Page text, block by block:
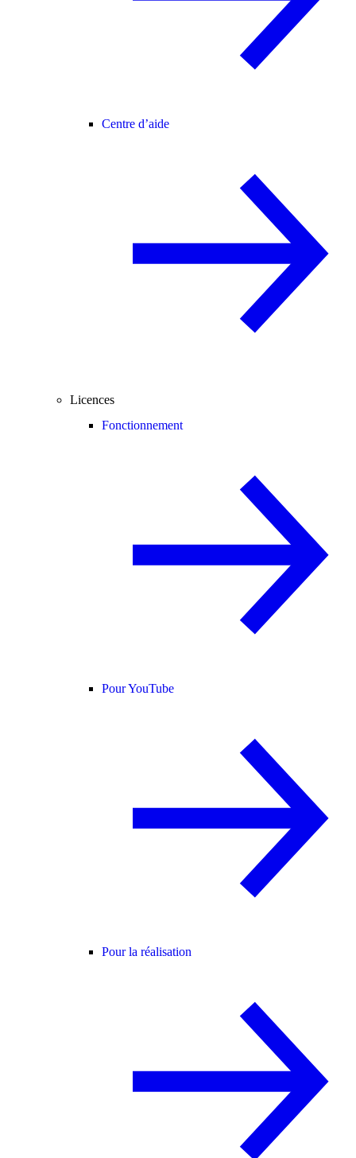
Centre d’aide
Licences
Fonctionnement
Pour YouTube
Pour la réalisation